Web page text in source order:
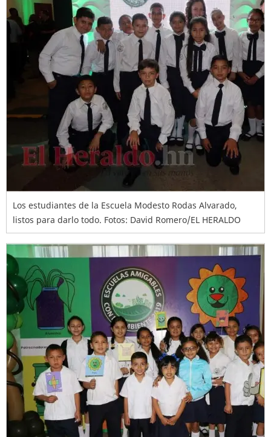
Los estudiantes de la Escuela Modesto Rodas Alvarado,
listos para darlo todo. Fotos: David Romero/EL HERALDO